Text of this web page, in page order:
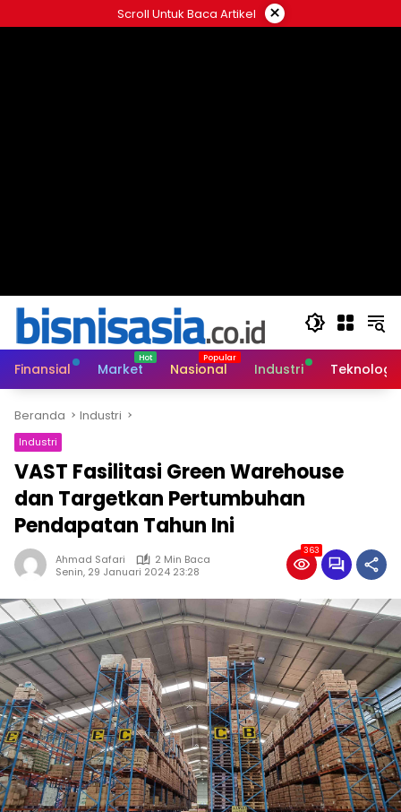
ke
Scroll Untuk Baca Artikel ×
Finansial Market Nasional Industri Teknologi
Beranda Industri
Industri
VAST Fasilitasi Green Warehouse
dan Targetkan Pertumbuhan
Pendapatan Tahun Ini
Ahmad Safari
2 Min Baca
Senin, 29 Januari 2024 23:28
363